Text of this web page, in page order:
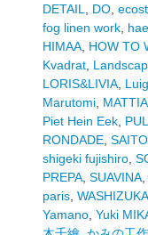
DETAIL, DO,
fog linen work,
HIMAA, HOW TO
Kvadrat,
LORIS&LIVIA,
Marutomi,
Piet Hein Eek,
RONDADE,
shigeki fujishiro,
PREPA, SUAVINA,
paris,
Yamano, Yuki